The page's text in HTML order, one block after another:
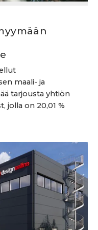
maali- ja
tarjousta yhtiön
jolla on 20,01 %